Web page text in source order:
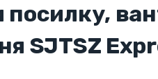
посилку,
SJTSZ